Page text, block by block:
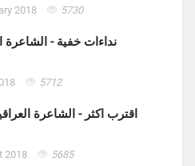
2018 5730
نداءات خفية - الشاعرة
5712
اقترب اكثر - الشاعرة
2018 5685